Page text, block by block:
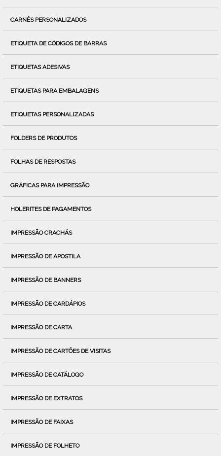
CARNÊS PERSONALIZADOS
ETIQUETA DE CÓDIGOS DE BARRAS
ETIQUETAS ADESIVAS
ETIQUETAS PARA EMBALAGENS
ETIQUETAS PERSONALIZADAS
FOLDERS DE PRODUTOS
FOLHAS DE RESPOSTAS
GRÁFICAS PARA IMPRESSÃO
HOLERITES DE PAGAMENTOS
IMPRESSÃO CRACHÁS
IMPRESSÃO DE APOSTILA
IMPRESSÃO DE BANNERS
IMPRESSÃO DE CARDÁPIOS
IMPRESSÃO DE CARTA
IMPRESSÃO DE CARTÕES DE VISITAS
IMPRESSÃO DE CATÁLOGO
IMPRESSÃO DE EXTRATOS
IMPRESSÃO DE FAIXAS
IMPRESSÃO DE FOLHETO